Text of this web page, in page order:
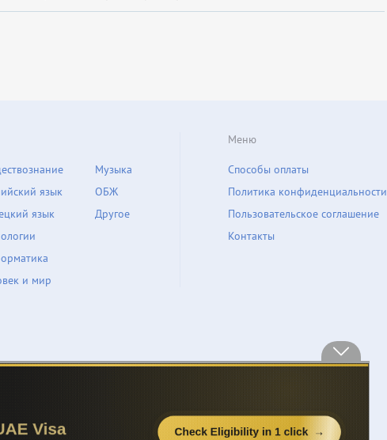
язык
язык
и мир
Музыка
ОБЖ
Другое
Меню
Способы оплаты
Политика конфиденциальности
Пользовательское соглашение
Контакты